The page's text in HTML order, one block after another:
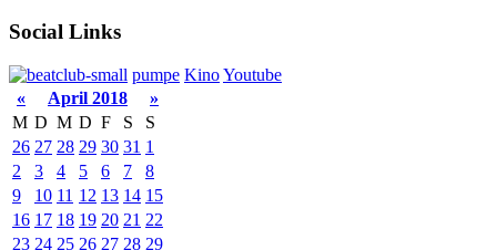
Social Links
pumpe KinoYoutube
«
April 2018
»
M D M D F S
S
26 27 28 29 30 31 1
2
3 4 5 6 7
8
9
10 11 12 13 14 15
16 17 18 19 20 21 22
23 24 25 26 27 28 29